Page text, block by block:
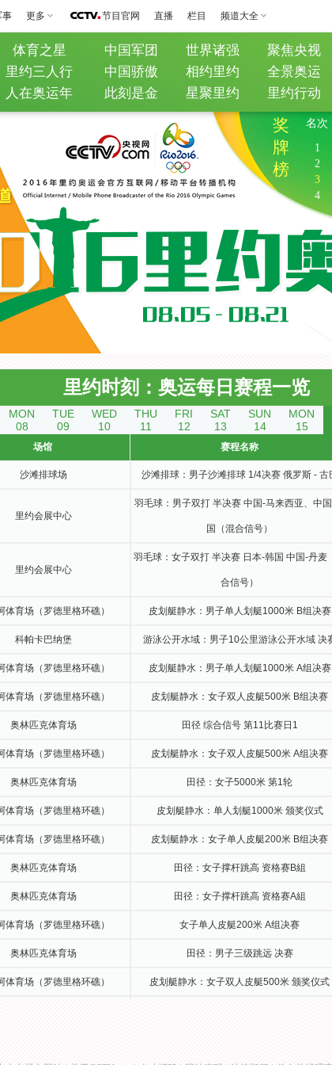
事 更多 节目官网 直播 栏目 频道大全
体育之星 中国军团 世界诸强 聚焦央视
里约三人行 中国骄傲 相约里约 全景奥运
人在奥运年 此刻是金 星聚里约 里约行动
奖
牌
榜
名次
1
2
3
4
里约时刻：奥运每日赛程一览
MON
08
TUE
09
WED
10
THU
11
FRI
12
SAT
13
SUN
14
MON
15
场馆 赛程名称
沙滩排球场 沙滩排球：男子沙滩排球 1/4决赛 俄罗斯 - 古
里约会展中心
羽毛球：男子双打 半决赛 中国-马来西亚、中
国（混合信号）
里约会展中心
羽毛球：女子双打 半决赛 日本-韩国 中国-丹麦
合信号）
体育场（罗德里格环礁） 皮划艇静水：男子单人划艇1000米 B组决赛
科帕卡巴纳堡 游泳公开水域：男子10公里游泳公开水域 决
体育场（罗德里格环礁） 皮划艇静水：男子单人划艇1000米 A组决赛
体育场（罗德里格环礁） 皮划艇静水：女子双人皮艇500米 B组决赛
奥林匹克体育场 田径 综合信号 第11比赛日1
体育场（罗德里格环礁） 皮划艇静水：女子双人皮艇500米 A组决赛
奥林匹克体育场 田径：女子5000米 第1轮
体育场（罗德里格环礁） 皮划艇静水：单人划艇1000米 颁奖仪式
体育场（罗德里格环礁） 皮划艇静水：女子单人皮艇200米 B组决赛
奥林匹克体育场 田径：女子撑杆跳高 资格赛B組
奥林匹克体育场 田径：女子撑杆跳高 资格赛A組
体育场（罗德里格环礁） 女子单人皮艇200米 A组决赛
奥林匹克体育场 田径：男子三级跳远 决赛
体育场（罗德里格环礁） 皮划艇静水：女子双人皮艇500米 颁奖仪式